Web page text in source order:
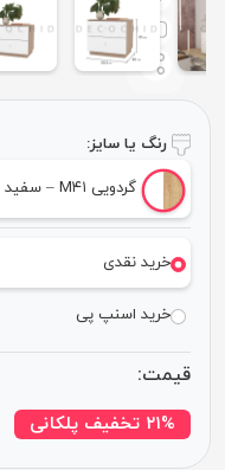
رنگ یا سایز:
گردویی M۴۱ – سفید
خرید نقدی
خرید اسنپ پی
قیمت:
۲۱% تخفیف پلکانی